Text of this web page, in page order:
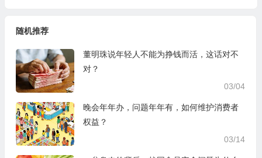
随机推荐
董明珠说年轻人不能为挣钱而活，这话对不
对？
03/04
晚会年年办，问题年年有，如何维护消费者
权益？
03/14